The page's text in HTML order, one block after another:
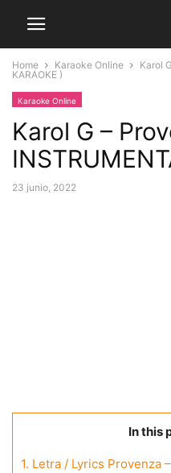
Home Karaoke Online
Karol
KARAOKE )
Karaoke Online
Karol G –
23 junio, 2022
In this
1. Letra / Lyrics Provenza